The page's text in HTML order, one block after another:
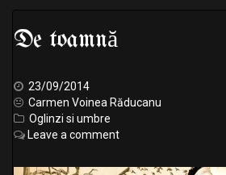
De toamnă
23/09/2014
Carmen Voinea Răducanu
Oglinzi si umbre
Leave a comment